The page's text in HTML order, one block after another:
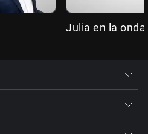
Julia en la onda